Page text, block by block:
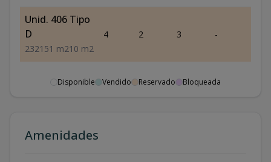
Unid. 406 Tipo
D
232151 m210 m2
4 2 3 -
Disponible Vendido Reservado Bloqueada
Amenidades